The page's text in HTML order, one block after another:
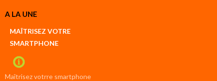
Créer
compte
compte
A LA UNE
MAÎTRISEZ VOTRE
SMARTPHONE
Maîtrisez votrre smartphone